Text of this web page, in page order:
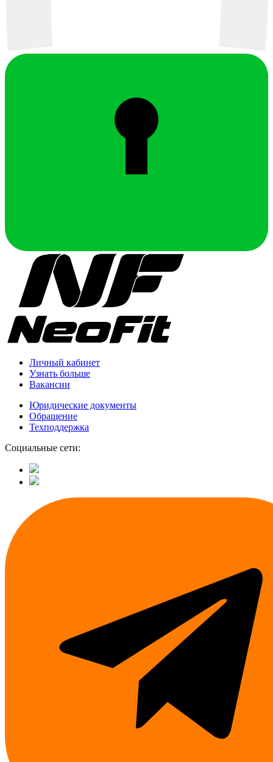
Личный кабинет
Узнать больше
Вакансии
Юридические документы
Обращение
Техподдержка
Социальные сети: